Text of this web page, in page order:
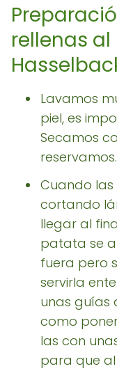
rellenas
Lavamos
piel, es
Secamos
reservamos.
Cuando
cortando
llegar al
patata se
fuera pero
servirla
unas guías
como
las con
para que